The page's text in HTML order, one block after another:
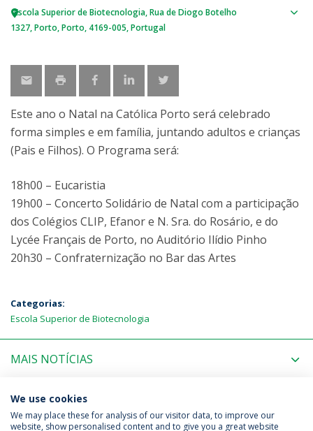
Escola Superior de Biotecnologia Rua de Diogo Botelho
1327 Porto Porto 4169-005 Portugal
Este ano o Natal na Católica Porto será celebrado
forma simples e em família, juntando adultos e crianças
(Pais e Filhos). O Programa será:
18h00 – Eucaristia
19h00 – Concerto Solidário de Natal com a participação
dos Colégios CLIP, Efanor e N. Sra. do Rosário, e do
Lycée Français de Porto, no Auditório Ilídio Pinho
20h30 – Confraternização no Bar das Artes
Categorias:
Escola Superior de Biotecnologia
MAIS NOTÍCIAS
PRÓXIMOS EVENTOS
We use cookies
We may place these for analysis of our visitor data, to improve our
website, show personalised content and to give you a great website